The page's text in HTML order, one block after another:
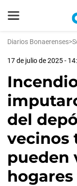
Diarios Bonaerenses>
17 de julio de 2025 -
del
vecinos
pueden
hogares